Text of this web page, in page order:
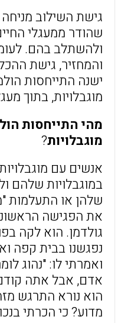
גישת השילוב
שהודר ממעגלי
ולהשתלב בהם.
והמחזיר, גישת
ישנה התייחסות
מוגבלויות, בתוך
מהי התייחסות
מוגבלויות?
אנשים עם
במוגבלויות שלהם
שלהן או התעלמות
את הפגישה
גולדמן. הוא לקה
נפגשנו בבית קפה
ואמרתי לו: "נהוג
אדם, אבל אתה
הוא נורא התרגש
מדוע? כי הכרתי